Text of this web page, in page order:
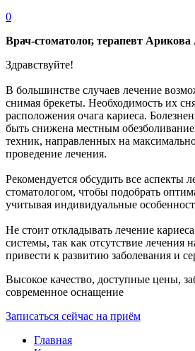
0
Врач-стоматолог, терапевт
Здравствуйте!
В большинстве случаев лечение
снимая брекеты. Необходимость их
расположения очага кариеса.
быть снижена местным
техник, направленных на
проведение лечения.
Рекомендуется обсудить все аспекты
стоматологом, чтобы подобрать
учитывая индивидуальные
Не стоит откладывать лечение
системы, так как отсутствие лечения
привести к развитию заболевания и
Высокое качество, доступные цены,
современное оснащение
Записаться сейчас на приём
Главная